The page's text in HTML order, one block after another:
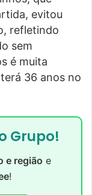
evitou
refletindo
sem
é muita
36 anos no
Grupo!
e região e
!